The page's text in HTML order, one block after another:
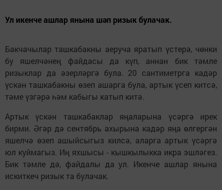
Ул икенче ашлар янына шәп ризык булачак.
Бакчачылар ташкабакны аеруча яратып үстерә, чөнки
бу яшелчәнең файдасы да күп, аннан бик тәмле
ризыклар да әзерләргә була. 20 сантиметрга кадәр
үскән ташкабакны өзеп ашарга була, артык үсеп китсә,
тәме үзгәрә һәм кабыгы катып китә.
Артык үскән ташкабаклар яңаларына үсәргә ирек
бирми. Әгәр дә сентябрь ахырына кадәр яңа өлгергән
яшелчә өзеп ашыйсыгыз килсә, аларга артык үсәргә
юл куймагыз. Иң яхшысы - кышкылыкка икра эшләгез.
Бик тәмле дә, файдалы да ул. Икенче ашлар янына
искиткеч ризык та булачак.